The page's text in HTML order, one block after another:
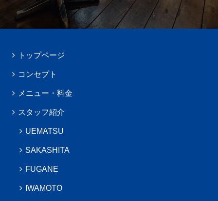
トップページ
コンセプト
メニュー・料金
スタッフ紹介
UEMATSU
SAKASHITA
FUGANE
IWAMOTO